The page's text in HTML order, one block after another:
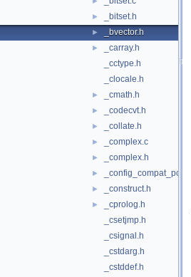
► _bitset.h
► _bvector.h
►
_carray.h
_cctype.h
_clocale.h
► _cmath.h
► _codecvt.h
► _collate.h
► _complex.c
► _complex.h
► _config_compat_post.h
► _construct.h
►
_cprolog.h
_csetjmp.h
_csignal.h
_cstdarg.h
_cstddef.h